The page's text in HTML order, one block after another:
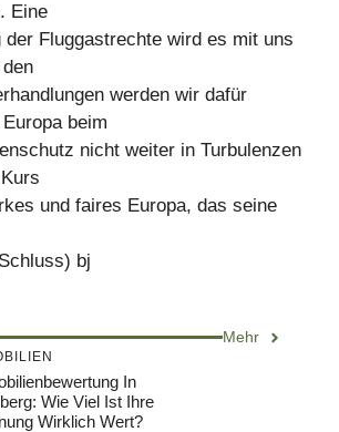
Eine
der Fluggastrechte wird es mit uns
werden wir dafür
beim
nicht weiter in Turbulenzen
und faires Europa, das seine
bj
Mehr
In
Wie Viel Ist Ihre
Wirklich Wert?